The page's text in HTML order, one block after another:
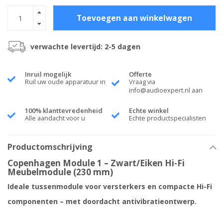
Toevoegen aan winkelwagen
verwachte levertijd: 2-5 dagen
Inruil mogelijk
Ruil uw oude apparatuur in
Offerte
Vraag via
info@audioexpert.nl aan
100% klanttevredenheid
Alle aandacht voor u
Echte winkel
Echte productspecialisten
Productomschrijving
Copenhagen Module 1 – Zwart/Eiken Hi-Fi
Meubelmodule (230 mm)
Ideale tussenmodule voor versterkers en compacte Hi-Fi
componenten – met doordacht antivibratieontwerp.